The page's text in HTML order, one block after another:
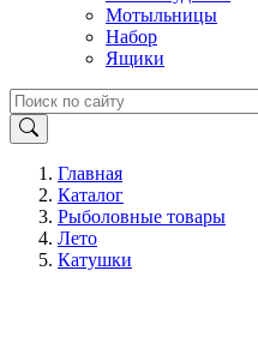
Мотыльницы
Набор
Ящики
Главная
Каталог
Рыболовные товары
Лето
Катушки